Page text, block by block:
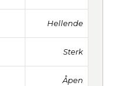
Hellende
Sterk
Åpen